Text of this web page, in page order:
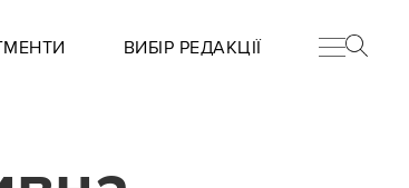
ВИБІР РЕДАКЦІЇ